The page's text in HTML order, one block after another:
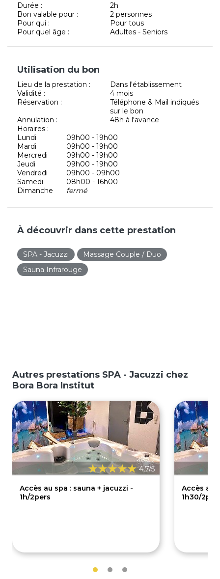
Durée :
2h
Bon valable pour :
2 personnes
Pour qui :
Pour tous
Pour quel âge :
Adultes - Seniors
Utilisation du bon
Lieu de la prestation :
Dans l'établissement
Validité :
4 mois
Réservation :
Téléphone & Mail indiqués
sur le bon
Annulation :
48h à l'avance
Horaires :
Lundi
09h00 - 19h00
Mardi
09h00 - 19h00
Mercredi
09h00 - 19h00
Jeudi
09h00 - 19h00
Vendredi
09h00 - 09h00
Samedi
08h00 - 16h00
Dimanche
fermé
À découvrir dans cette prestation
SPA - Jacuzzi
Massage Couple / Duo
Sauna Infrarouge
Autres prestations SPA - Jacuzzi chez
Bora Bora Institut
4,7/5
Accès au spa : sauna + jacuzzi -
1h/2pers
Accès au
1h30/